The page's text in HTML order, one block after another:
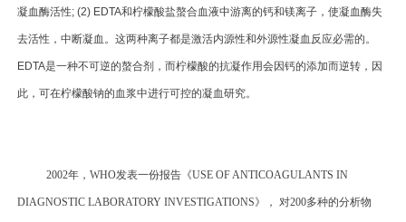
凝血酶活性; (2) EDTA和柠檬酸盐螯合血液中游离的钙和镁离子，使凝血酶失
去活性，中断凝血。这两种离子都是激活内源性和外源性凝血反应必需的。
EDTA是一种不可逆的螯合剂，而柠檬酸的抗凝作用会因钙的添加而逆转，因
此，可在柠檬酸钠的血浆中进行可控的凝血研究。
2002年，WHO发表一份报告《USE OF ANTICOAGULANTS IN
DIAGNOSTIC LABORATORY INVESTIGATIONS》， 对200多种的分析物